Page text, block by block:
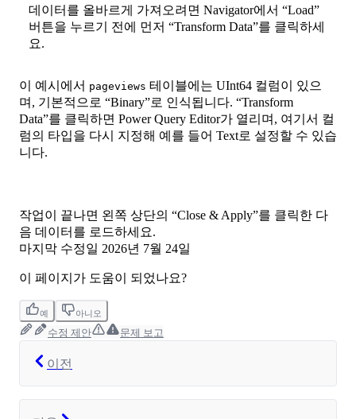
데이터를 올바르게 가져오려면 Navigator에서 “Load”
버튼을 누르기 전에 먼저 “Transform Data”를 클릭하세
요.
이 예시에서 pageviews 테이블에는 UInt64 컬럼이 있으
며, 기본적으로 “Binary”로 인식됩니다. “Transform
Data”를 클릭하면 Power Query Editor가 열리며, 여기서 컬
럼의 타입을 다시 지정해 예를 들어 Text로 설정할 수 있습
니다.
작업이 끝나면 왼쪽 상단의 “Close & Apply”를 클릭한 다
음 데이터를 로드하세요.
마지막 수정일 2026년 7월 24일
이 페이지가 도움이 되었나요?
예 아니오
수정 제안 문제 보고
이전